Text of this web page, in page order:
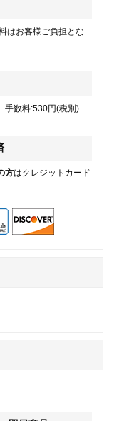
はお客様ご負担とな
手数料:530円(税別)
方はクレジットカード